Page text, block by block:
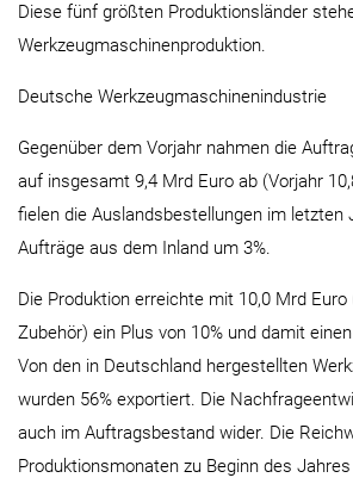
Diese fünf größten Produktionsländer
Werkzeugmaschinenproduktion.
Deutsche Werkzeugmaschinenindustrie
Gegenüber dem Vorjahr nahmen die
auf insgesamt 9,4 Mrd Euro ab (Vorjahr
fielen die Auslandsbestellungen im letzten
Aufträge aus dem Inland um 3%.
Die Produktion erreichte mit 10,0 Mrd
Zubehör) ein Plus von 10% und damit
Von den in Deutschland hergestellten
wurden 56% exportiert. Die
auch im Auftragsbestand wider. Die
Produktionsmonaten zu Beginn des